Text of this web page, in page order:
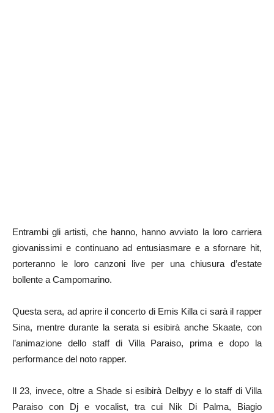
Entrambi gli artisti, che hanno, hanno avviato la loro carriera
giovanissimi e continuano ad entusiasmare e a sfornare hit,
porteranno le loro canzoni live per una chiusura d’estate
bollente a Campomarino.
Questa sera, ad aprire il concerto di Emis Killa ci sarà il rapper
Sina, mentre durante la serata si esibirà anche Skaate, con
l’animazione dello staff di Villa Paraiso, prima e dopo la
performance del noto rapper.
Il 23, invece, oltre a Shade si esibirà Delbyy e lo staff di Villa
Paraiso con Dj e vocalist, tra cui Nik Di Palma, Biagio